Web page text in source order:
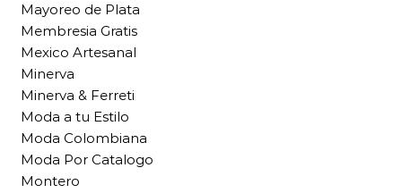
Mayoreo de Plata
Membresia Gratis
Mexico Artesanal
Minerva
Minerva & Ferreti
Moda a tu Estilo
Moda Colombiana
Moda Por Catalogo
Montero